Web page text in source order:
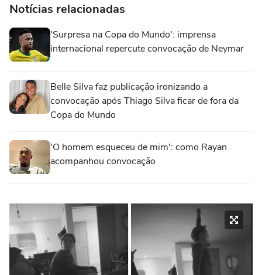
Notícias relacionadas
'Surpresa na Copa do Mundo': imprensa
internacional repercute convocação de Neymar
Belle Silva faz publicação ironizando a
convocação após Thiago Silva ficar de fora da
Copa do Mundo
'O homem esqueceu de mim': como Rayan
acompanhou convocação